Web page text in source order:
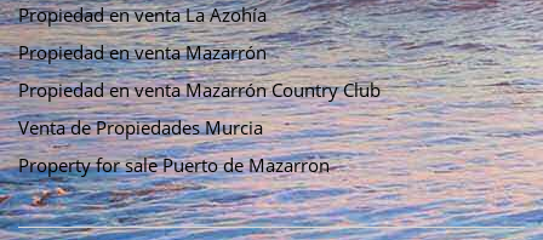
Propiedad en venta La Azohía
Propiedad en venta Mazarrón
Propiedad en venta Mazarrón Country Club
Venta de Propiedades Murcia
Property for sale Puerto de Mazarron